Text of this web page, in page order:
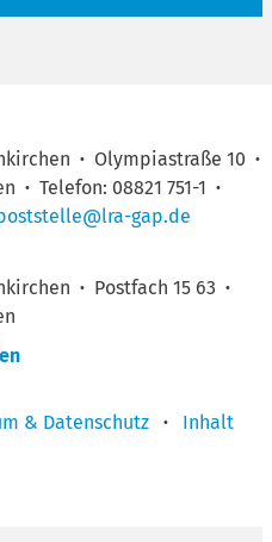
· Olympiastraße 10 ·
· Telefon: 08821 751-1 ·
gap.de
· Postfach 15 63 ·
& Datenschutz ·
Inhalt